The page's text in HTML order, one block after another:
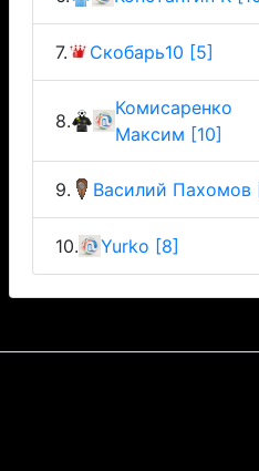
7. Скобарь10 [5]
8.
Комисаренко
Максим [10]
9. Василий Пахомов
10. Yurko [8]